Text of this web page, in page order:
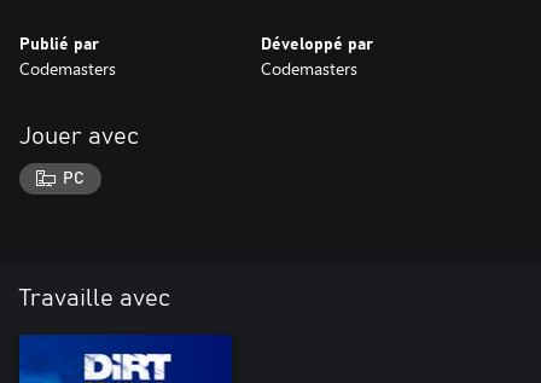
Publié par
Codemasters
Développé par
Codemasters
Jouer avec
PC
Travaille avec